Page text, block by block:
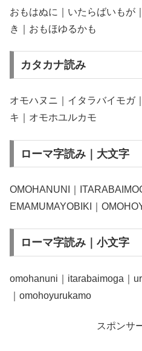
おもはぬに｜いたらばいもが
き｜おもほゆるかも
カタカナ読み
オモハヌニ｜イタラバイモガ
キ｜オモホユルカモ
ローマ字読み｜大文字
OMOHANUNI｜
EMAMUMAYOBIKI｜
ローマ字読み｜小文字
omohanuni｜itarabaimoga｜
｜omohoyurukamo
スポンサ